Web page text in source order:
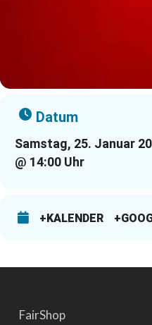
Datum
Samstag, 25. Januar
@ 14:00 Uhr
+KALENDER
FairShop